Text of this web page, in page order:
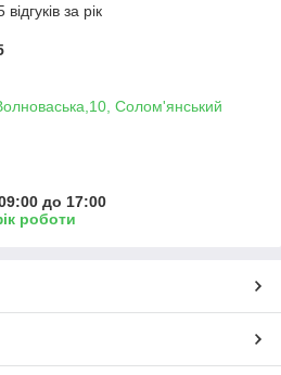
за рік
Солом'янський
до 17:00
роботи